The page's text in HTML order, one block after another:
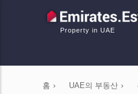
Property in UAE
홈 › UAE의 부동산 ›